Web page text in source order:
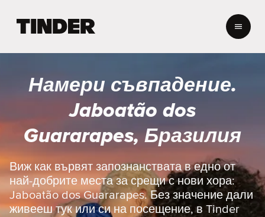
r
а
а
л
о
Намери съвпадение.
Jaboatão dos
Guararapes, Бразилия
Виж как вървят запознанствата в едно от
най-добрите места за срещи с нови хора:
Jaboatão dos Guararapes. Без значение дали
живееш тук или си на посещение, в Tinder